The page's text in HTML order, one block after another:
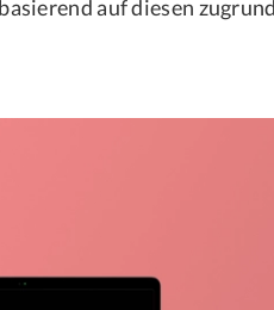
auf diesen